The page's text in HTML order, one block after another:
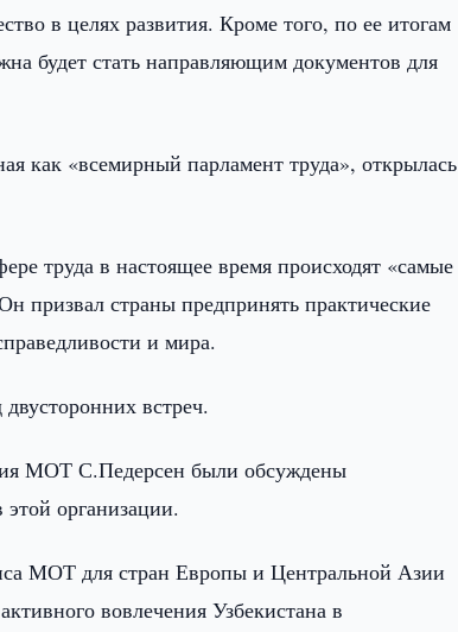
в целях развития. Кроме того, по ее итогам
будет стать направляющим документов для
как «всемирный парламент труда», открылась
труда в настоящее время происходят «самые
призвал страны предпринять практические
и мира.
встреч.
МОТ С.Педерсен были обсуждены
организации.
МОТ для стран Европы и Центральной Азии
вовлечения Узбекистана в